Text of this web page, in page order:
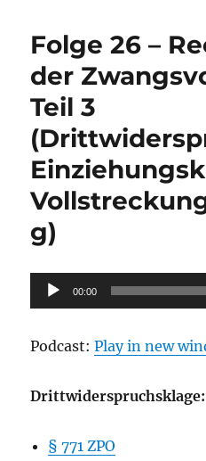
Folge 26 –
der
Teil 3
g)
Audio-
Player
00:00
Podcast:Play in new
Drittwiderspruchsklage:
§ 771 ZPO